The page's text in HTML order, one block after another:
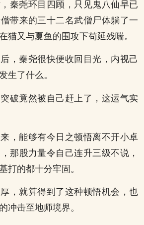
秦尧环目四顾，只见鬼八仙早已
带来的三十二名武僧尸体躺了一
猫又与夏鱼的围攻下苟延残喘。
，秦尧很快便收回目光，内视己
生了什么。
破竟然被自己赶上了，这运气实
，能够有今日之顿悟离不开小卓
那股力量令自己连升三级不说，
打的都十分牢固。
，就算得到了这种顿悟机会，也
冲击至地师境界。